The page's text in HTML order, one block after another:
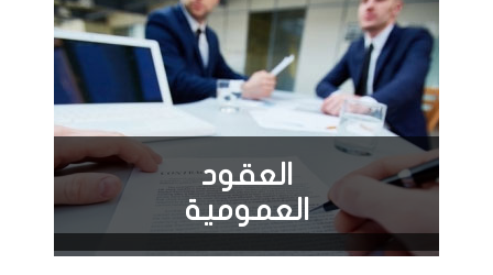
العقود
العمومية